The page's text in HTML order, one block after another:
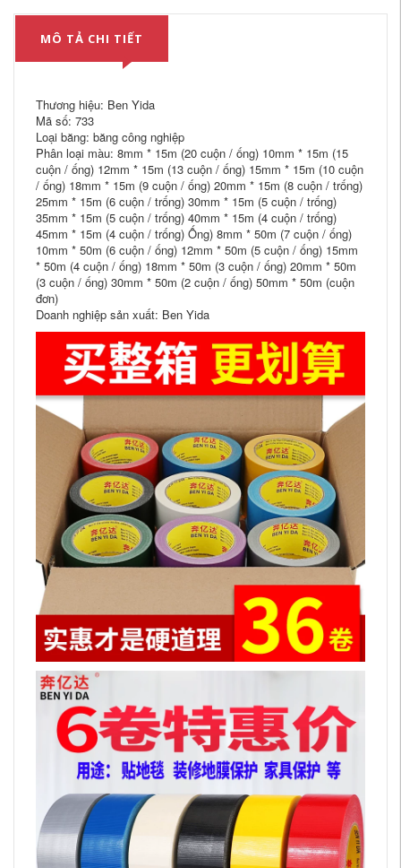
MÔ TẢ CHI TIẾT
Thương hiệu: Ben Yida
Mã số: 733
Loại băng: băng công nghiệp
Phân loại màu: 8mm * 15m (20 cuộn / ống) 10mm * 15m (15
cuộn / ống) 12mm * 15m (13 cuộn / ống) 15mm * 15m (10 cuộn
/ ống) 18mm * 15m (9 cuộn / ống) 20mm * 15m (8 cuộn / trống)
25mm * 15m (6 cuộn / trống) 30mm * 15m (5 cuộn / trống)
35mm * 15m (5 cuộn / trống) 40mm * 15m (4 cuộn / trống)
45mm * 15m (4 cuộn / trống) Ống) 8mm * 50m (7 cuộn / ống)
10mm * 50m (6 cuộn / ống) 12mm * 50m (5 cuộn / ống) 15mm
* 50m (4 cuộn / ống) 18mm * 50m (3 cuộn / ống) 20mm * 50m
(3 cuộn / ống) 30mm * 50m (2 cuộn / ống) 50mm * 50m (cuộn
đơn)
Doanh nghiệp sản xuất: Ben Yida